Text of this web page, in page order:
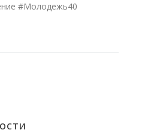
#Молодежь40